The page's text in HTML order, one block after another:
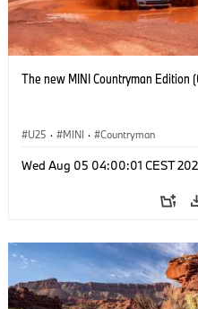
The new MINI Countryman Edition
U25 · MINI · Countryman
Wed Aug 05 04:00:01 CEST